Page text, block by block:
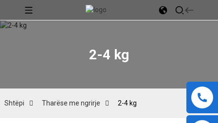
2-4 kg
Shtëpi Tharëse me ngrirje 2-4 kg